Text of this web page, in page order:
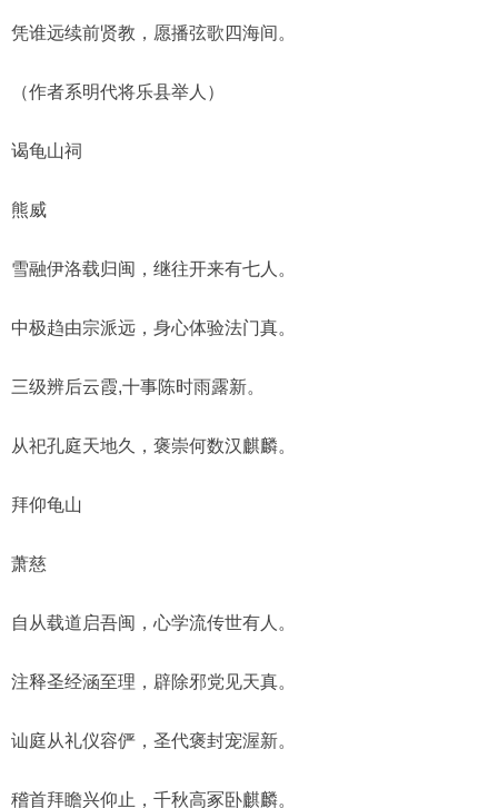
凭谁远续前贤教，愿播弦歌四海间。
（作者系明代将乐县举人）
谒龟山祠
熊威
雪融伊洛载归闽，继往开来有七人。
中极趋由宗派远，身心体验法门真。
三级辨后云霞,十事陈时雨露新。
从祀孔庭天地久，褒崇何数汉麒麟。
拜仰龟山
萧慈
自从载道启吾闽，心学流传世有人。
注释圣经涵至理，辟除邪党见天真。
讪庭从礼仪容俨，圣代褒封宠渥新。
稽首拜瞻兴仰止，千秋高冢卧麒麟。